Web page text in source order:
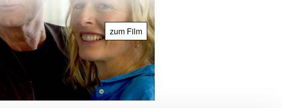
zum Film